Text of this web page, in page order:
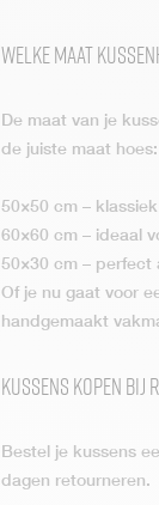
Welke maat
De maat van je
de juiste maat hoes:
50×50 cm –
60×60 cm – ideaal
50×30 cm – perfect
Of je nu gaat voor
handgemaakt
Kussens kopen bij
Bestel je kussens
dagen retourneren.